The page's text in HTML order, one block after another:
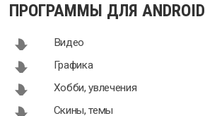
ПРОГРАММЫ ДЛЯ ANDROID
Видео
Графика
Хобби, увлечения
Скины, темы